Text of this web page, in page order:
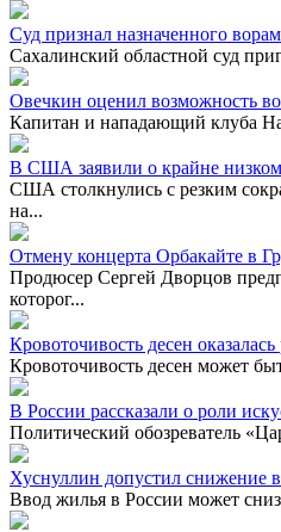
Суд признал назначенного
Сахалинский областной суд
Овечкин оценил возможность
Капитан и нападающий клуба
В США заявили о крайне низком
США столкнулись с резким
на...
Отмену концерта Орбакайте в
Продюсер Сергей Дворцов
которог...
Кровоточивость десен
Кровоточивость десен может
В России рассказали о роли
Политический обозреватель
Хуснуллин допустил снижение
Ввод жилья в России может